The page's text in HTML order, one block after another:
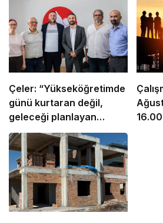
Çeler: “Yükseköğretimde
günü kurtaran değil,
geleceği planlayan
politikalara ihtiyaç var”